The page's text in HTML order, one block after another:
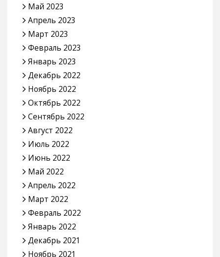
Май 2023
Апрель 2023
Март 2023
Февраль 2023
Январь 2023
Декабрь 2022
Ноябрь 2022
Октябрь 2022
Сентябрь 2022
Август 2022
Июль 2022
Июнь 2022
Май 2022
Апрель 2022
Март 2022
Февраль 2022
Январь 2022
Декабрь 2021
Ноябрь 2021